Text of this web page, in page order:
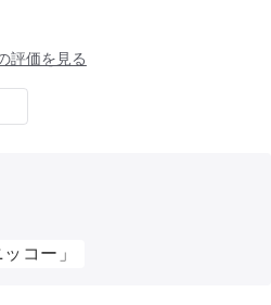
評価を見る
コー」